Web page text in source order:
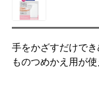
手をかざすだけで
ものつめかえ用が使